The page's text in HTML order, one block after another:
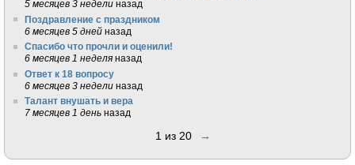
5 месяцев 3 недели назад
Поздравление с праздником
6 месяцев 5 дней назад
Спасибо что прочли и оценили!
6 месяцев 1 неделя назад
Ответ к 18 вопросу
6 месяцев 3 недели назад
Талант внушать и вера
7 месяцев 1 день назад
1 из 20 →